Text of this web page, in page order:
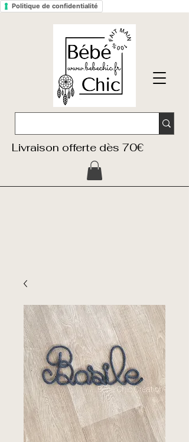
Politique de confidentialité
Livraison offerte dès 70€